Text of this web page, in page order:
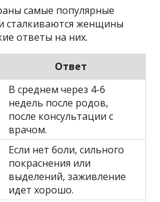
самые популярные
сталкиваются женщины
ответы на них.
Ответ
В среднем через 4-6
недель после родов,
после консультации с
врачом.
Если нет боли, сильного
покраснения или
выделений, заживление
идет хорошо.